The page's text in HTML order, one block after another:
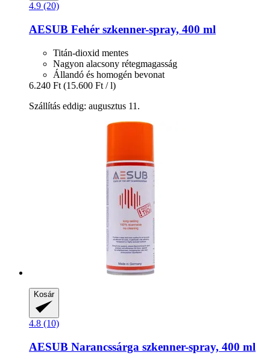
4.9 (20)
AESUB Fehér szkenner-​spray, 400 ml
Titán-dioxid mentes
Nagyon alacsony rétegmagasság
Állandó és homogén bevonat
6.240 Ft (15.600 Ft / l)
Szállítás eddig: augusztus 11.
Kosár
4.8 (10)
AESUB Narancssárga szkenner-​spray, 400 ml